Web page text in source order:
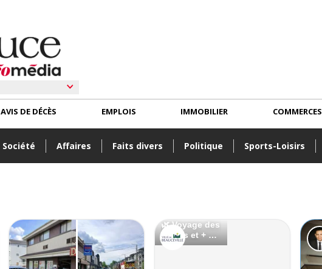
Société Affaires Faits divers Politique Sports-Loisirs
AVIS DE DÉCÈS EMPLOIS IMMOBILIER COMMERCES